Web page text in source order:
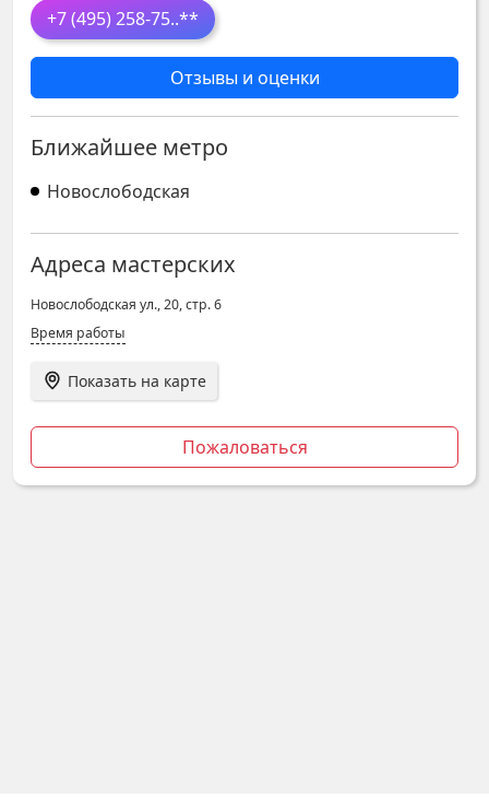
+7 (495) 258-75..**
Отзывы и оценки
Ближайшее метро
Новослободская
Адреса мастерских
Новослободская ул., 20, стр. 6
Время работы
Показать на карте
Пожаловаться